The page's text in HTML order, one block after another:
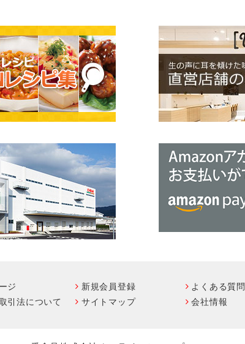
ジ 新規会員登録 よくある質問
引法について
サイトマップ 会社情報